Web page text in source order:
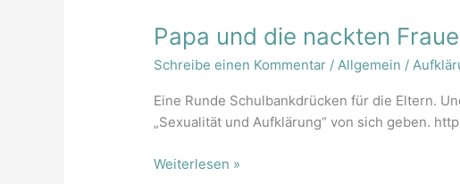
Papa und die nackten
Schreibe einen Kommentar /Allgemein /
Eine Runde Schulbankdrücken für die Eltern.
„Sexualität und Aufklärung“ von sich geben.
Papa
die
nackten
Frauen
Weiterlesen »